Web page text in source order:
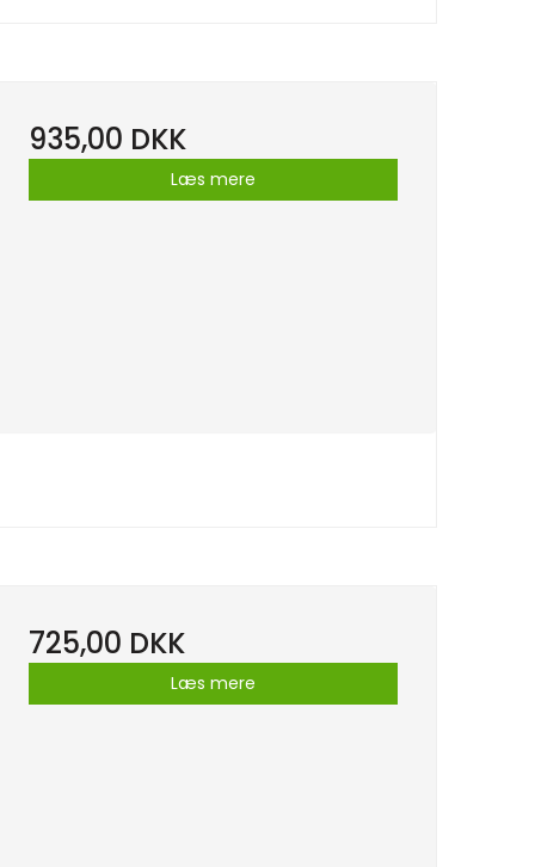
935,00 DKK
Læs mere
725,00 DKK
Læs mere